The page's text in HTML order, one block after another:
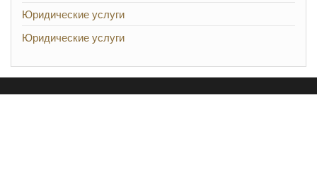
Юридические услуги
Юридические услуги